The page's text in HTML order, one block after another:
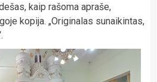
kaip rašoma apraše,
kopija. „Originalas sunaikintas,